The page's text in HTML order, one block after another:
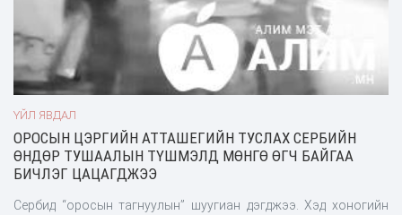
ҮЙЛ ЯВДАЛ
ОРОСЫН ЦЭРГИЙН АТТАШЕГИЙН ТУСЛАХ СЕРБИЙН
ӨНДӨР ТУШААЛЫН ТҮШМЭЛД МӨНГӨ ӨГЧ БАЙГАА
БИЧЛЭГ ЦАЦАГДЖЭЭ
Сербид “оросын тагнуулын” шуугиан дэгджээ. Хэд хоногийн